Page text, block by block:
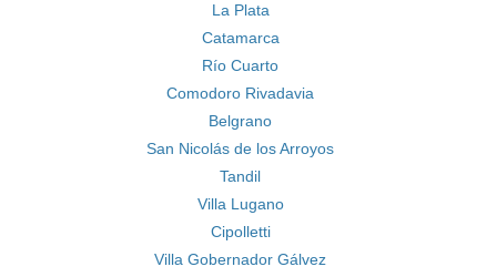
La Plata
Catamarca
Río Cuarto
Comodoro Rivadavia
Belgrano
San Nicolás de los Arroyos
Tandil
Villa Lugano
Cipolletti
Villa Gobernador Gálvez